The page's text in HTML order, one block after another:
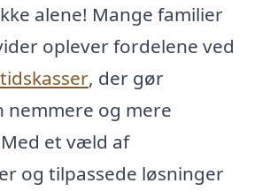
alene! Mange familier
oplever fordelene ved
, der gør
nemmere og mere
et væld af
og tilpassede løsninger